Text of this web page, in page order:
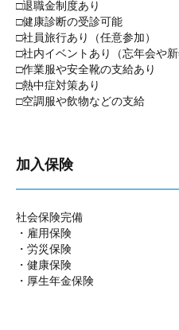
□退職金制度あり
□健康診断の受診可能
□社員旅行あり（任意参加）
□社内イベントあり（忘年会や新
□作業服や安全靴の支給あり
□熱中症対策あり
□空調服や飲物などの支給
加入保険
社会保険完備
・雇用保険
・労災保険
・健康保険
・厚生年金保険